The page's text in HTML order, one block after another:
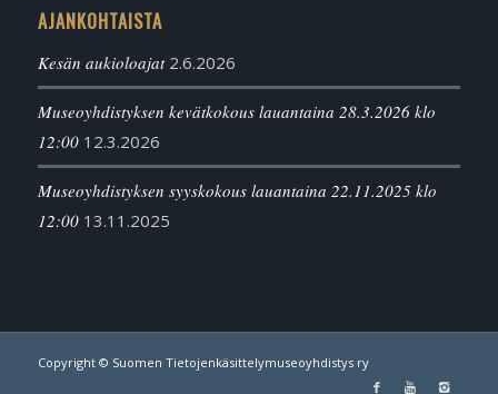
AJANKOHTAISTA
Kesän aukioloajat 2.6.2026
Museoyhdistyksen kevätkokous lauantaina 28.3.2026 klo
12:00 12.3.2026
Museoyhdistyksen syyskokous lauantaina 22.11.2025 klo
12:00 13.11.2025
Copyright © Suomen Tietojenkäsittelymuseoyhdistys ry